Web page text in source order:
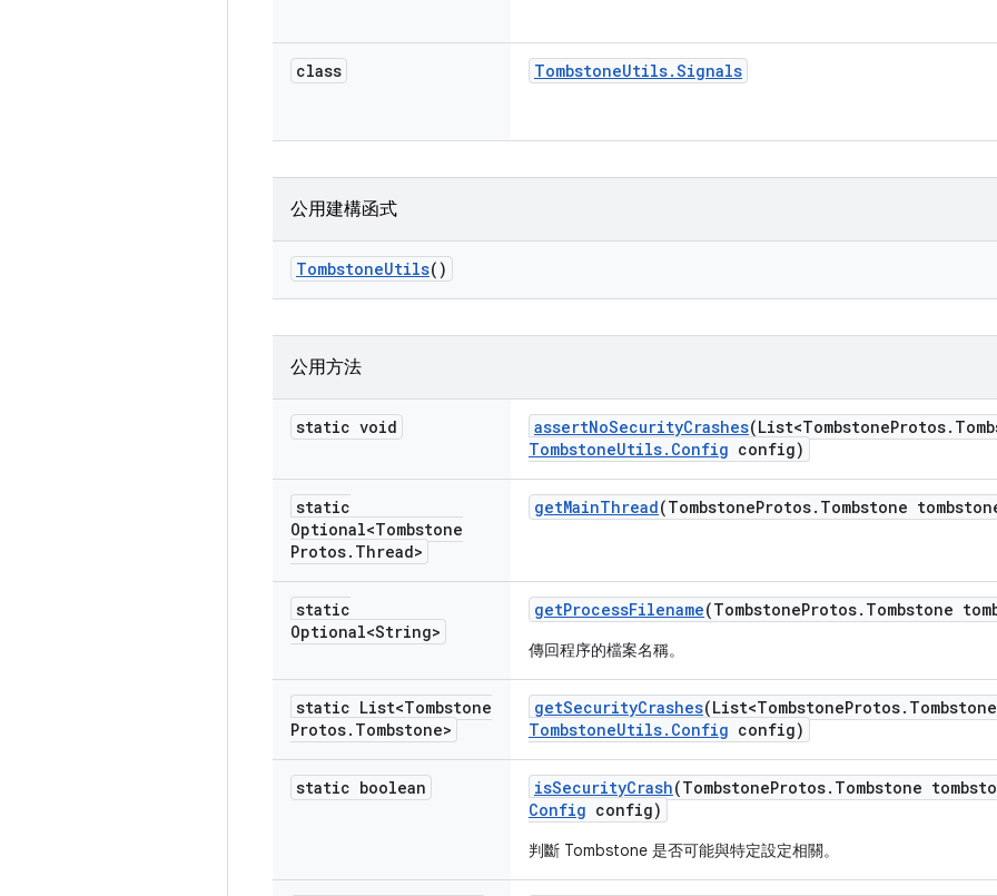
class TombstoneUtils.Signals
公用建構函式
TombstoneUtils()
公用方法
static void assertNoSecurityCrashes(List<TombstoneProtos.
TombstoneUtils. Config config)
static
Optional<Tombstone
Protos. Thread>
getMainThread(TombstoneProtos. Tombstone
static
Optional<String>
getProcessFilename(TombstoneProtos. Tombstone
傳回程序的檔案名稱。
static List<Tombstone
Protos. Tombstone>
getSecurityCrashes(List<TombstoneProtos.
TombstoneUtils. Config config)
static boolean isSecurityCrash(TombstoneProtos. Tombstone
Config config)
判斷 Tombstone 是否可能與特定設定相關。